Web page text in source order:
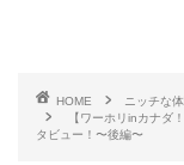
HOME
ニッチな
【ワーホリinカナダ
タビュー！〜後編〜